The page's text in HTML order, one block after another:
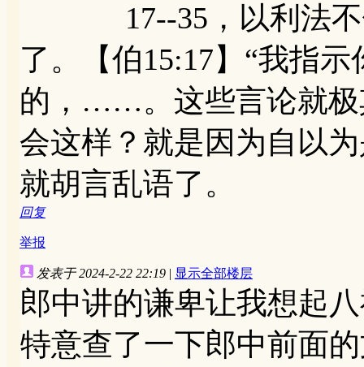
17--35，以利法不但
了。【伯15:17】“我指
的，……。这些言论就极
会这样？就是因为自以
就胡言乱语了。
回复
举报
发表于 2024-2-22 22:19 | 显示全部楼层
郎中讲的谦卑让我想起
特意查了一下郎中前面